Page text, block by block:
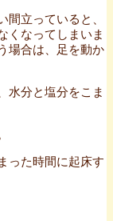
間立っていると、
くなってしまいま
場合は、足を動か
水分と塩分をこま
った時間に起床す